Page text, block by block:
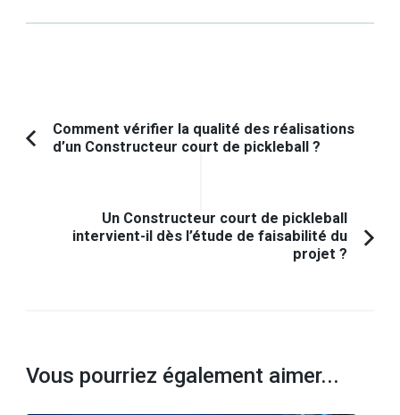
Navigation
d'article
Article
Comment vérifier la qualité des réalisations
d’un Constructeur court de pickleball ?
Un Constructeur court de pickleball
intervient-il dès l’étude de faisabilité du
projet ?
Vous pourriez également aimer...